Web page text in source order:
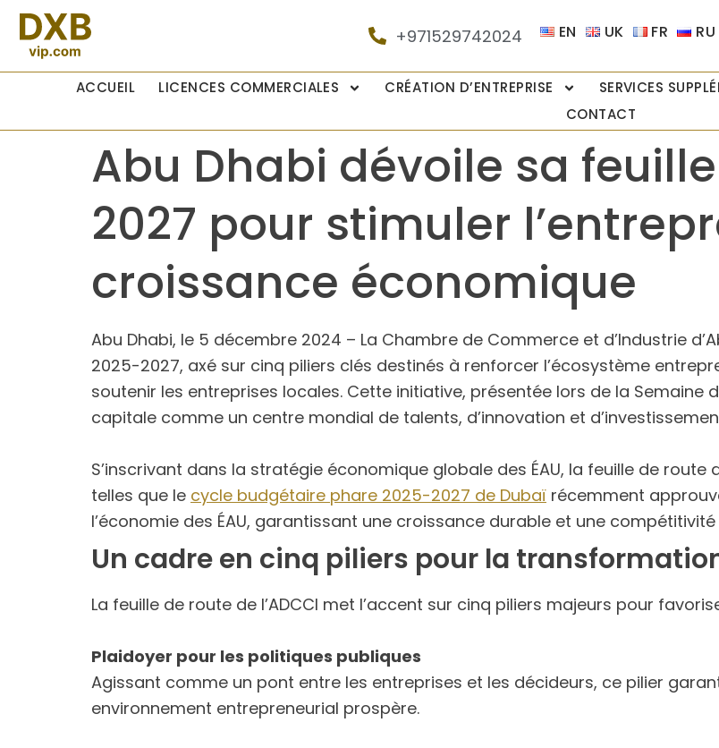
+971529742024 EN UK FR RU
ACCUEIL LICENCES COMMERCIALES CRÉATION D’ENTREPRISE SERVICES
CONTACT
Abu Dhabi dévoile sa
2027 pour stimuler
croissance économique
Abu Dhabi, le 5 décembre 2024 – La Chambre de Commerce et d’Industrie
2025-2027, axé sur cinq piliers clés destinés à renforcer l’écosystème
soutenir les entreprises locales. Cette initiative, présentée lors de la Semaine
capitale comme un centre mondial de talents, d’innovation et
S’inscrivant dans la stratégie économique globale des ÉAU, la feuille de route
telles que le cycle budgétaire phare 2025-2027 de Dubaï récemment
l’économie des ÉAU, garantissant une croissance durable et une
Un cadre en cinq piliers pour la
La feuille de route de l’ADCCI met l’accent sur cinq piliers majeurs pour
Plaidoyer pour les politiques publiques
Agissant comme un pont entre les entreprises et les décideurs, ce pilier
environnement entrepreneurial prospère.